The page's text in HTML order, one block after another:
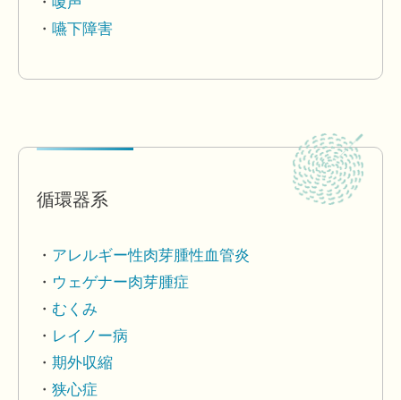
嚥下障害
循環器系
アレルギー性肉芽腫性血管炎
ウェゲナー肉芽腫症
むくみ
レイノー病
期外収縮
狭心症